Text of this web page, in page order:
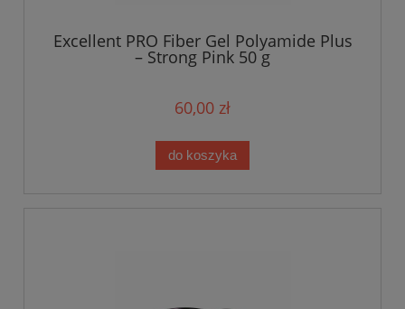
Excellent PRO Fiber Gel Polyamide Plus
– Strong Pink 50 g
60,00 zł
do koszyka